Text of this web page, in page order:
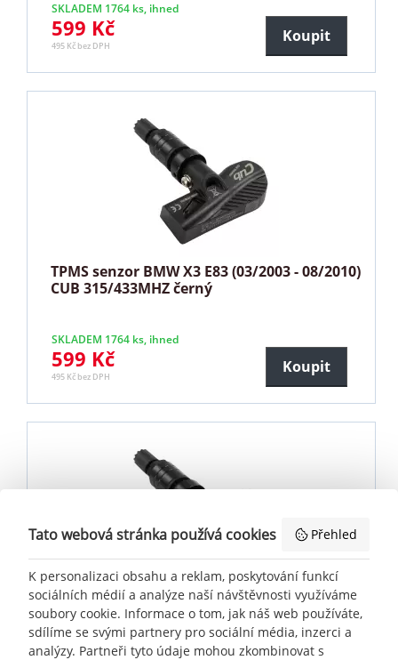
SKLADEM 1764 ks, ihned
599 Kč
495 Kč bez DPH
Koupit
TPMS senzor BMW X3 E83 (03/2003 - 08/2010)
CUB 315/433MHZ černý
SKLADEM 1764 ks, ihned
599 Kč
495 Kč bez DPH
Koupit
TPMS senzor BMW X3 F25 (03/2014 - 07/2017)
CUB 315/433MHZ černý
Tato webová stránka používá cookies Přehled
K personalizaci obsahu a reklam, poskytování funkcí
sociálních médií a analýze naší návštěvnosti využíváme
soubory cookie. Informace o tom, jak náš web používáte,
sdílíme se svými partnery pro sociální média, inzerci a
analýzy. Partneři tyto údaje mohou zkombinovat s